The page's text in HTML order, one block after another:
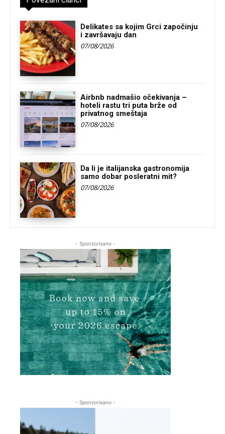
Delikates sa kojim Grci započinju
i završavaju dan
07/08/2026
Airbnb nadmašio očekivanja –
hoteli rastu tri puta brže od
privatnog smeštaja
07/08/2026
Da li je italijanska gastronomija
samo dobar posleratni mit?
07/08/2026
- Sponzorisano -
- Sponzorisano -